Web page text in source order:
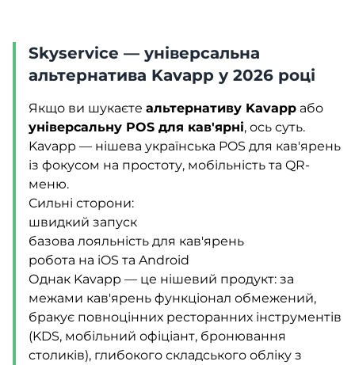
Skyservice — універсальна
альтернатива Kavapp у 2026 році
Якщо ви шукаєте альтернативу Kavapp або
універсальну POS для кав'ярні, ось суть.
Kavapp — нішева українська POS для кав'ярень
із фокусом на простоту, мобільність та QR-
меню.
Сильні сторони:
швидкий запуск
базова лояльність для кав'ярень
робота на iOS та Android
Однак Kavapp — це нішевий продукт: за
межами кав'ярень функціонал обмежений,
бракує повноцінних ресторанних інструментів
(KDS, мобільний офіціант, бронювання
столиків), глибокого складського обліку з